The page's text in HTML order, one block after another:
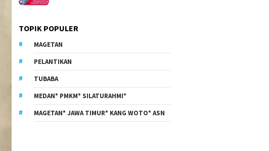
TOPIK POPULER
MAGETAN
PELANTIKAN
TUBABA
MEDAN* PMKM* SILATURAHMI*
MAGETAN* JAWA TIMUR* KANG WOTO* ASN